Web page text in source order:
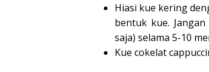
Hiasi kue kering
bentuk kue.
saja) selama 5-10
Kue cokelat